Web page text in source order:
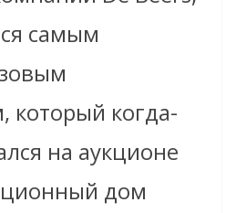
самым
который когда-
на аукционе
дом